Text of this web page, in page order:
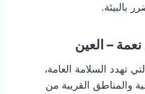
بالبيئة.
– العين
تهدد السلامة العامة،
والمناطق القريبة من